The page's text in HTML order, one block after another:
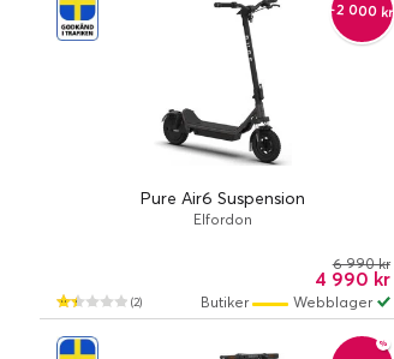
-2 000 kr
Pure Air6 Suspension
Elfordon
(2)
4 990 kr
6 990 kr
Webblager
Butiker